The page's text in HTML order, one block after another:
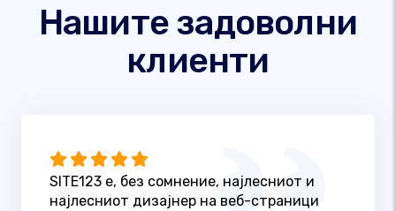
Нашите задоволни
клиенти
SITE123 е, без сомнение, најлесниот и
најлесниот дизајнер на веб-страници